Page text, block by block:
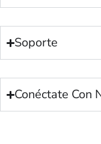
Soporte
Conéctate Con